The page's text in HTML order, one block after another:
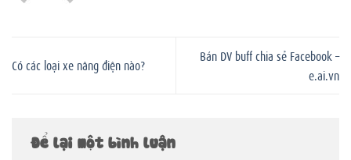
Có các loại xe nâng điện nào?
Bán DV buff chia sẻ Facebook –
e.ai.vn
Để lại một bình luận